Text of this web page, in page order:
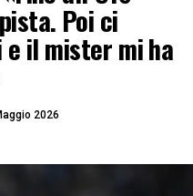
Poi ci
il mister mi ha
2026